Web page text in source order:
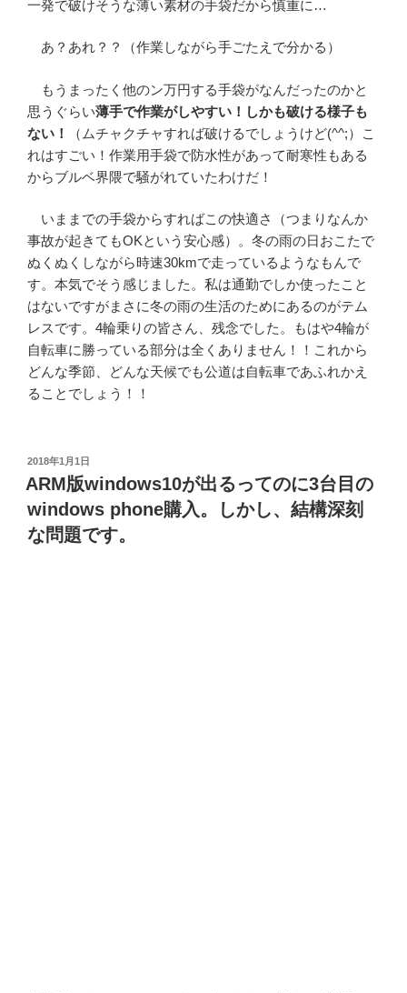
一発で破けそうな薄い素材の手袋だから慎重に…
あ？あれ？？（作業しながら手ごたえで分かる）
もうまったく他のン万円する手袋がなんだったのかと
思うぐらい薄手で作業がしやすい！しかも破ける様子も
ない！
（ムチャクチャすれば破けるでしょうけど(^^;）こ
れはすごい！作業用手袋で防水性があって耐寒性もある
からブルベ界隈で騒がれていたわけだ！
いままでの手袋からすればこの快適さ（つまりなんか
事故が起きてもOKという安心感）。冬の雨の日おこたで
ぬくぬくしながら時速30kmで走っているようなもんで
す。本気でそう感じました。私は通勤でしか使ったこと
はないですがまさに冬の雨の生活のためにあるのがテム
レスです。4輪乗りの皆さん、残念でした。もはや4輪が
自転車に勝っている部分は全くありません！！これから
どんな季節、どんな天候でも公道は自転車であふれかえ
ることでしょう！！
投
稿
日:
2018年1月1日
ARM版windows10が出るってのに3台目の
windows phone購入。しかし、結構深刻
な問題です。